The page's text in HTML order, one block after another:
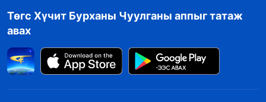
Төгс Хүчит Бурханы Чуулганы аппыг татаж
авах